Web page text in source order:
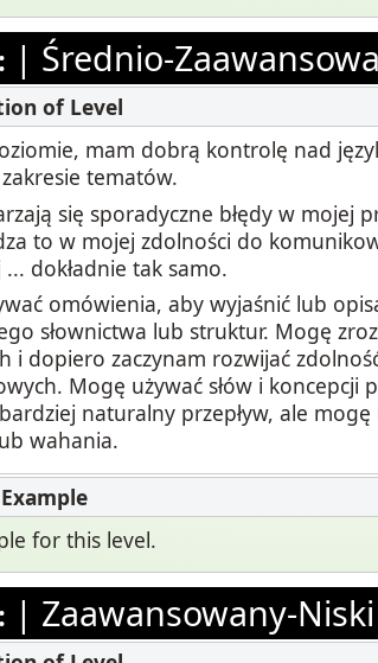
| Średnio-
mam dobrą kontrolę nad
tematów.
się sporadyczne błędy w mojej
to w mojej zdolności do
dokładnie tak samo.
omówienia, aby wyjaśnić lub
słownictwa lub struktur. Mogę
i dopiero zaczynam rozwijać
Mogę używać słów i koncepcji
naturalny przepływ, ale
wahania.
for this level.
| Zaawansowany-Niski